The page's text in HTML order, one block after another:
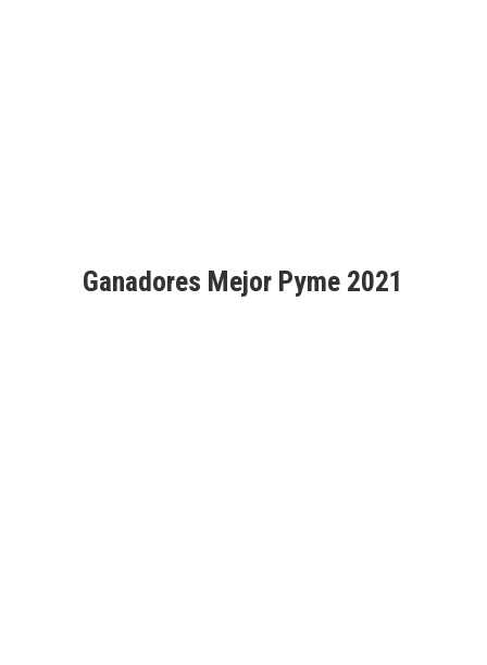
Ganadores Mejor Pyme 2021